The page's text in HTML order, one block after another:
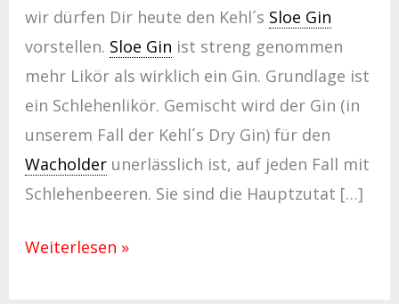
wir dürfen Dir heute den Kehl´s Sloe Gin
vorstellen. Sloe Gin ist streng genommen
mehr Likör als wirklich ein Gin. Grundlage ist
ein Schlehenlikör. Gemischt wird der Gin (in
unserem Fall der Kehl´s Dry Gin) für den
Wacholderunerlässlich ist, auf jeden Fall mit
Schlehenbeeren. Sie sind die Hauptzutat […]
Weiterlesen »